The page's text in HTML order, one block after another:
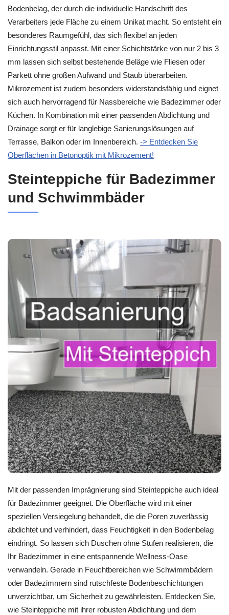
Bodenbelag, der durch die individuelle Handschrift des
Verarbeiters jede Fläche zu einem Unikat macht. So entsteht ein
besonderes Raumgefühl, das sich flexibel an jeden
Einrichtungsstil anpasst. Mit einer Schichtstärke von nur 2 bis 3
mm lassen sich selbst bestehende Beläge wie Fliesen oder
Parkett ohne großen Aufwand und Staub überarbeiten.
Mikrozement ist zudem besonders widerstandsfähig und eignet
sich auch hervorragend für Nassbereiche wie Badezimmer oder
Küchen. In Kombination mit einer passenden Abdichtung und
Drainage sorgt er für langlebige Sanierungslösungen auf
Terrasse, Balkon oder im Innenbereich. -> Entdecken Sie
Oberflächen in Betonoptik mit Mikrozement!
Steinteppiche für Badezimmer
und Schwimmbäder
Mit der passenden Imprägnierung sind Steinteppiche auch ideal
für Badezimmer geeignet. Die Oberfläche wird mit einer
speziellen Versiegelung behandelt, die die Poren zuverlässig
abdichtet und verhindert, dass Feuchtigkeit in den Bodenbelag
eindringt. So lassen sich Duschen ohne Stufen realisieren, die
Ihr Badezimmer in eine entspannende Wellness-Oase
verwandeln. Gerade in Feuchtbereichen wie Schwimmbädern
oder Badezimmern sind rutschfeste Bodenbeschichtungen
unverzichtbar, um Sicherheit zu gewährleisten. Entdecken Sie,
wie Steinteppiche mit ihrer robusten Abdichtung und dem